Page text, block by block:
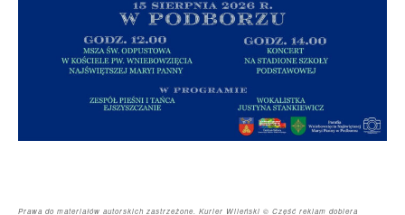
Prawa do materiałów autorskich zastrzeżone. Kurier Wileński © Część reklam dobiera